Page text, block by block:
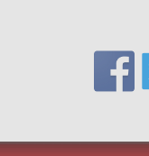
06 51 040 025